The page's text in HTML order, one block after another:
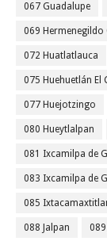
067 Guadalupe
069 Hermenegildo
072 Huatlatlauca
075 Huehuetlán El
077 Huejotzingo
080 Hueytlalpan
081 Ixcamilpa de
083 Ixcamilpa de
085
088 Jalpan